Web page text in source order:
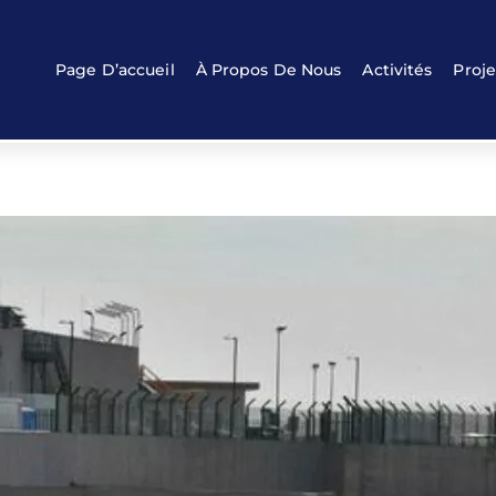
Page D’accueil À Propos De Nous Activités
Top